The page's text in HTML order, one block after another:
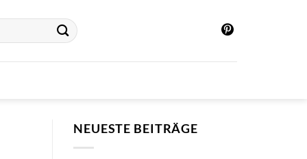
NEUESTE BEITRÄGE